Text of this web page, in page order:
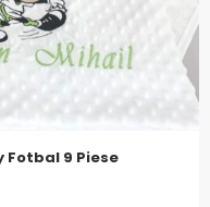
Fotbal 9 Piese